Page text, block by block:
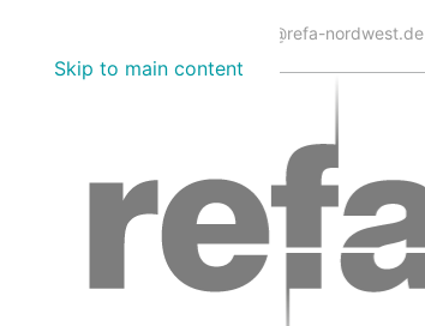
Skip to main content
info@refa-nordwest.de